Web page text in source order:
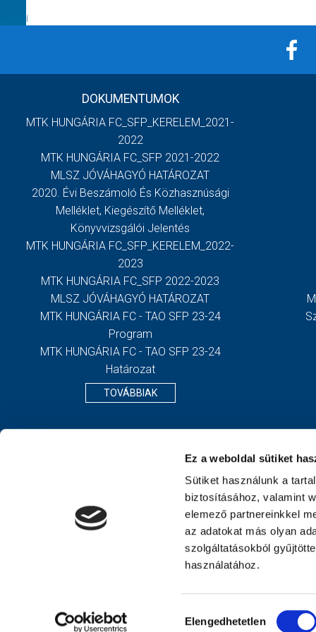
Ez a weboldal sütiket
Sütiket használunk a
biztosításához, valamint
elemező partnereinkkel
az adatokat más olyan
szolgáltatásokból
használatához.
kiválasztása
Elengedhetetlen
DOKUMENTUMOK
MTK HUNGÁRIA FC_SFP_KERELEM_2021-
2022
MTK HUNGÁRIA FC_SFP 2021-2022
MLSZ JÓVÁHAGYÓ HATÁROZAT
2020. Évi Beszámoló És Közhasznúsági
Melléklet, Kiegészítő Melléklet,
Könyvvizsgálói Jelentés
MTK HUNGÁRIA FC_SFP_KERELEM_2022-
2023
MTK HUNGÁRIA FC_SFP 2022-2023
MLSZ JÓVÁHAGYÓ HATÁROZAT
MTK HUNGÁRIA FC - TAO SFP 23-24
Program
MTK HUNGÁRIA FC - TAO SFP 23-24
Határozat
TOVÁBBIAK